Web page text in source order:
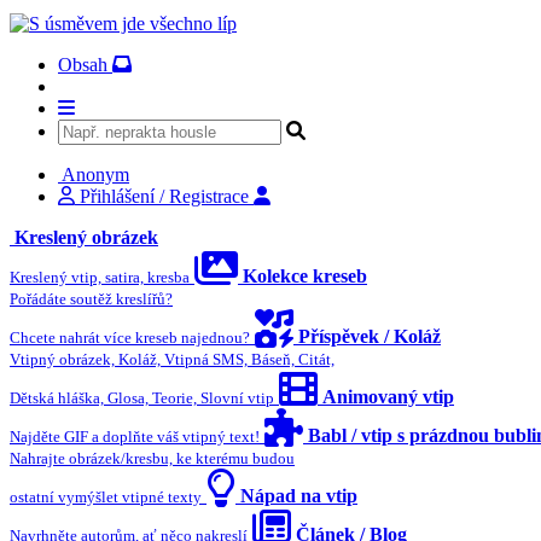
Obsah
Anonym
Přihlášení / Registrace
Kreslený obrázek
Kreslený vtip, satira, kresba Kolekce kreseb
Pořádáte soutěž kreslířů?
Chcete nahrát více kreseb najednou? Příspěvek / Koláž
Vtipný obrázek, Koláž, Vtipná SMS, Báseň, Citát,
Dětská hláška, Glosa, Teorie, Slovní vtip Animovaný vtip
Najděte GIF a doplňte váš vtipný text! Babl / vtip s prázdnou
Nahrajte obrázek/kresbu, ke kterému budou
ostatní vymýšlet vtipné texty Nápad na vtip
Navrhněte autorům, ať něco nakreslí Článek / Blog